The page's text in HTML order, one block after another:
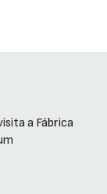
a Fábrica